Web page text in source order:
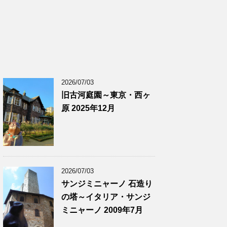
2026/07/03
旧古河庭園～東京・西ヶ
原 2025年12月
2026/07/03
サンジミニャーノ 石造り
の塔～イタリア・サンジ
ミニャーノ 2009年7月